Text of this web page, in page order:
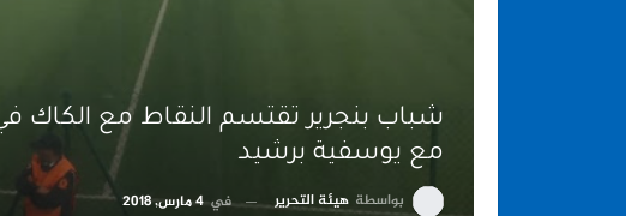
شباب بنجرير تقتسم النقاط مع الكاك في
مع يوسفية برشيد
بواسطة هيئة التحرير في 4 مارس, 2018